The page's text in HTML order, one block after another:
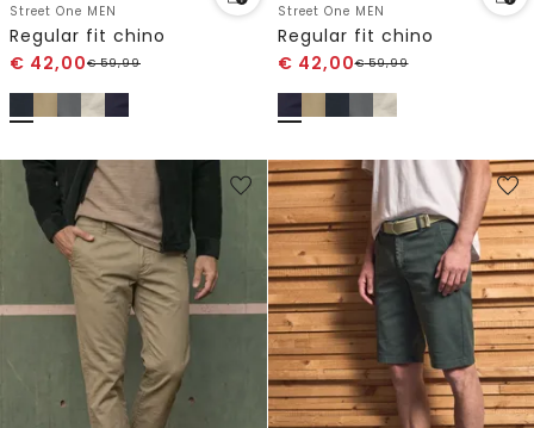
Street One MEN
Regular fit chino
€ 42,00€59,99
Street One MEN
Regular fit chino
€ 42,00€59,99